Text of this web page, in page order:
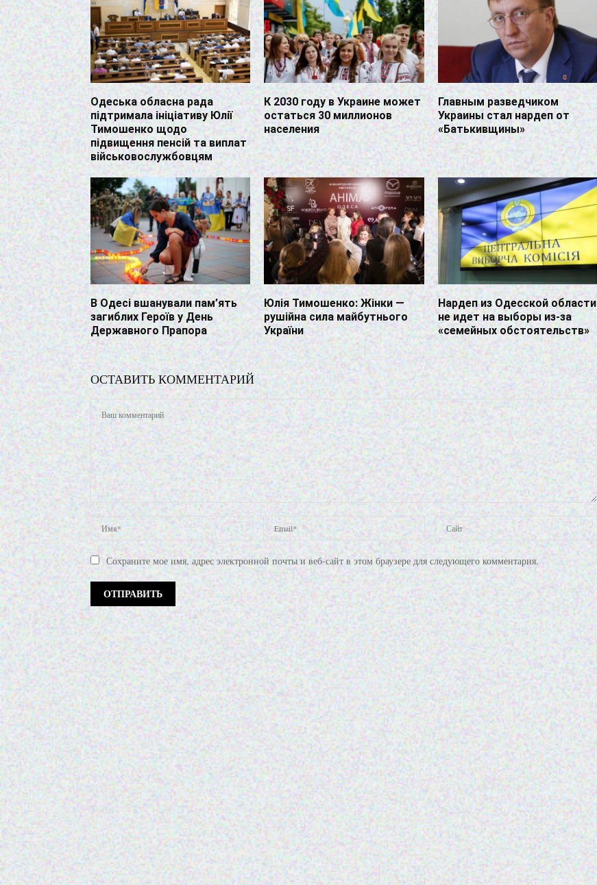
Одеська обласна рада
підтримала ініціативу Юлії
Тимошенко щодо
підвищення пенсій та виплат
військовослужбовцям
К 2030 году в Украине может
остаться 30 миллионов
населения
Главным разведчиком
Украины стал нардеп от
«Батькивщины»
В Одесі вшанували пам’ять
загиблих Героїв у День
Державного Прапора
Юлія Тимошенко: Жінки —
рушійна сила майбутнього
України
Нардеп из Одесской области
не идет на выборы из-за
«семейных обстоятельств»
ОСТАВИТЬ КОММЕНТАРИЙ
Сохраните мое имя, адрес электронной почты и веб-сайт в этом браузере для следующего комментария.